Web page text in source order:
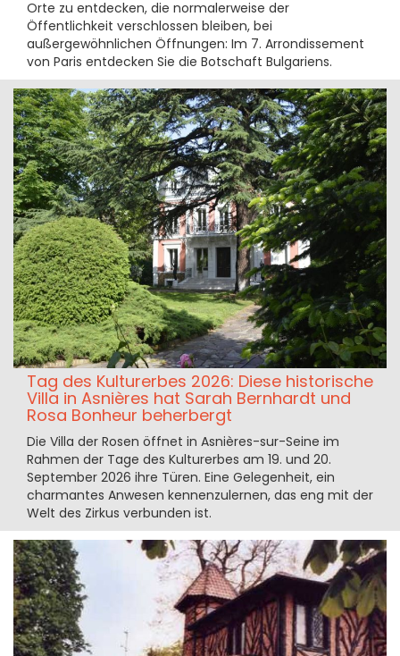
Orte zu entdecken, die normalerweise der
Öffentlichkeit verschlossen bleiben, bei
außergewöhnlichen Öffnungen: Im 7. Arrondissement
von Paris entdecken Sie die Botschaft Bulgariens.
Tag des Kulturerbes 2026: Diese historische
Villa in Asnières hat Sarah Bernhardt und
Rosa Bonheur beherbergt
Die Villa der Rosen öffnet in Asnières-sur-Seine im
Rahmen der Tage des Kulturerbes am 19. und 20.
September 2026 ihre Türen. Eine Gelegenheit, ein
charmantes Anwesen kennenzulernen, das eng mit der
Welt des Zirkus verbunden ist.